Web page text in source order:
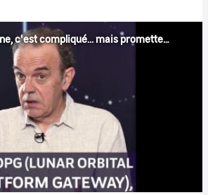
Décrocher la Lune, c'est compliqué... mais prometteur #1